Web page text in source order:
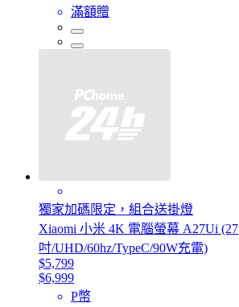
滿額贈
獨家加碼限定，組合送掛燈
Xiaomi 小米 4K 電腦螢幕 A27Ui (27
吋/UHD/60hz/TypeC/90W充電)
$5,799
$6,999
P幣